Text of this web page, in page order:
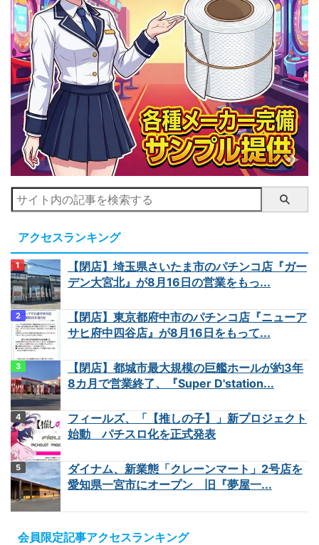
アクセスランキング
【閉店】埼玉県さいたま市のパチンコ店『ガー
デン大宮北』が8月16日の営業をもっ...
【閉店】東京都府中市のパチンコ店『ニューア
サヒ府中四谷店』が8月16日をもって...
【閉店】都城市最大規模の巨艦ホールが約3年
8カ月で営業終了、『Super D'station...
フィールズ、「【推しの子】」新プロジェクト
始動 パチスロ化を正式発表
ダイナム、新業態「クレーンマート」2号店を
愛知県一宮市にオープン 旧『夢屋一...
会員限定記事アクセスランキング